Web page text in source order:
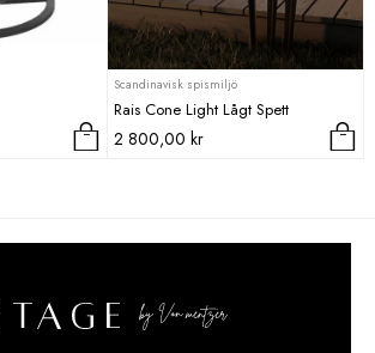
Scandinavisk spismiljö
Rais Cone Light Lågt Spett
2 800,00 kr